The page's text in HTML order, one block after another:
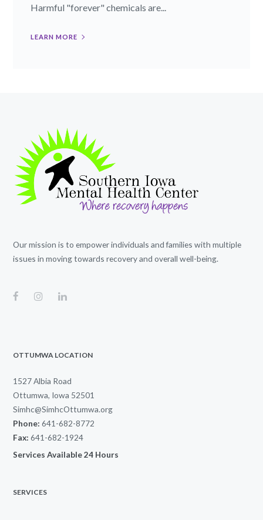
Harmful "forever" chemicals are...
LEARN MORE
Our mission is to empower individuals and families with multiple
issues in moving towards recovery and overall well-being.
OTTUMWA LOCATION
1527 Albia Road
Ottumwa, Iowa 52501
Simhc@SimhcOttumwa.org
Phone: 641-682-8772
Fax: 641-682-1924
Services Available 24 Hours
SERVICES